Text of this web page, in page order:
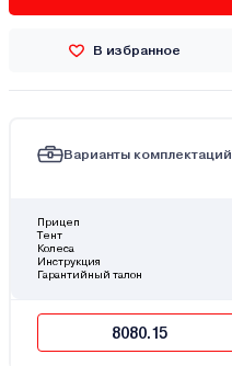
В избранное
Варианты комплектаций
Прицеп
Тент
Колеса
Инструкция
Гарантийный талон
8080.15